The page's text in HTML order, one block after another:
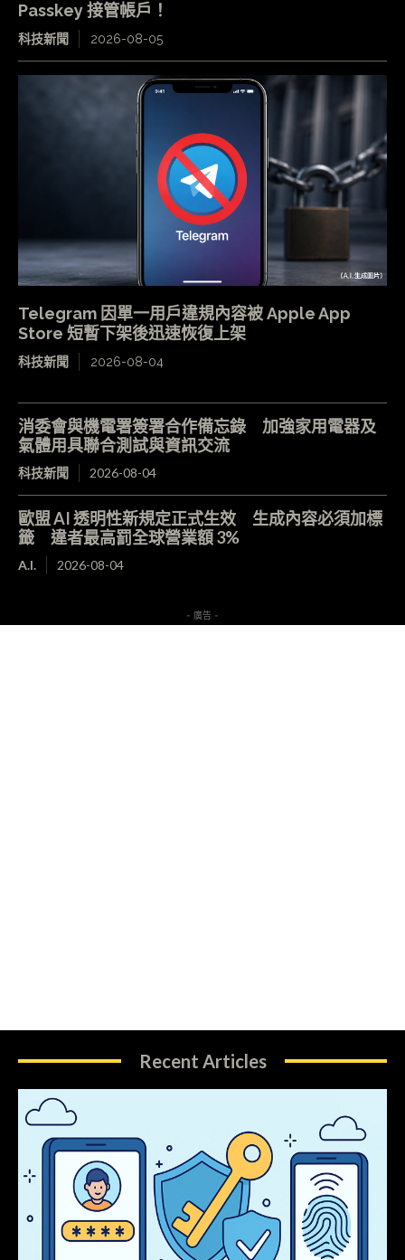
Passkey 接管帳戶！
科技新聞 2026-08-05
Telegram 因單一用戶違規內容被 Apple App
Store 短暫下架後迅速恢復上架
科技新聞 2026-08-04
消委會與機電署簽署合作備忘錄 加強家用電器及
氣體用具聯合測試與資訊交流
科技新聞 2026-08-04
歐盟 AI 透明性新規定正式生效 生成內容必須加標
籤 違者最高罰全球營業額 3%
A.I. 2026-08-04
- 廣告 -
Recent Articles